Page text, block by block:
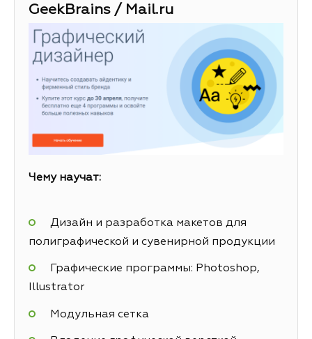
GeekBrains / Mail.ru
Чему научат:
Дизайн и разработка макетов для
полиграфической и сувенирной продукции
Графические программы: Photoshop,
Illustrator
Модульная сетка